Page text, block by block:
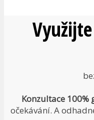
Konzultace 100%
očekávání. A